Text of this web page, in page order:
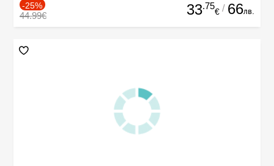
-25%
44.99€ 33.75
€ / 66лв.